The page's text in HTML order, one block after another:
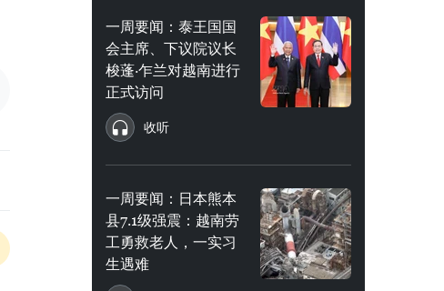
一周要闻：泰王国国
会主席、下议院议长
梭蓬·乍兰对越南进行
正式访问
收听
一周要闻：日本熊本
县7.1级强震：越南劳
工勇救老人，一实习
生遇难